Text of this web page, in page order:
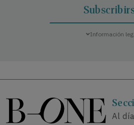
Información
Al día